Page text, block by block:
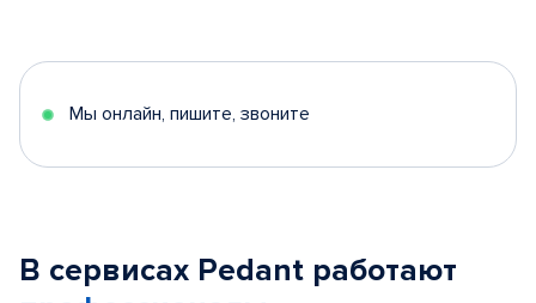
Мы онлайн, пишите, звоните
В сервисах Pedant работают